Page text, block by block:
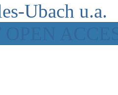
Ubach u.a.